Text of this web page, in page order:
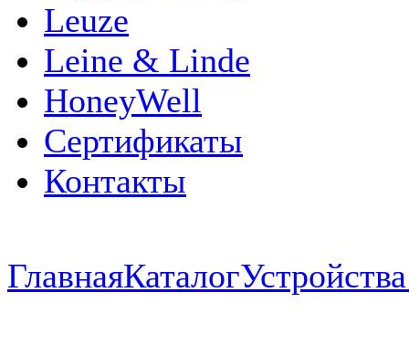
Leuze
Leine & Linde
HoneyWell
Сертификаты
Контакты
ГлавнаяКаталог